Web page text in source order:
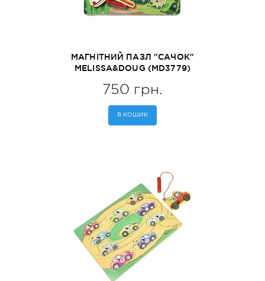
МАГНІТНИЙ ПАЗЛ "САЧОК"
MELISSA&DOUG (MD3779)
750 грн.
В КОШИК